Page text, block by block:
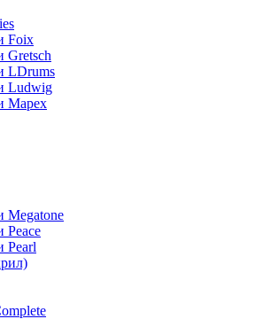
Foix
Gretsch
LDrums
Ludwig
Mapex
Megatone
Peace
Pearl